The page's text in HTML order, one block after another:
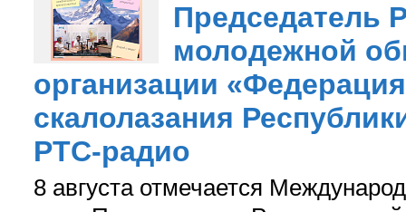
Председатель
молодежной
организации
скалолазания
РТС-радио
8 августа отмечается